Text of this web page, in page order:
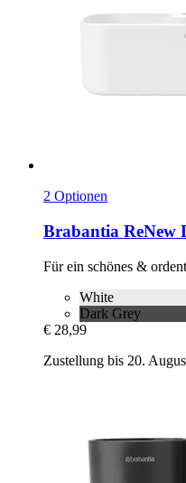
2 Optionen
Brabantia ReNew
Für ein schönes &
White
Dark Grey
€ 28,99
Zustellung bis 20.